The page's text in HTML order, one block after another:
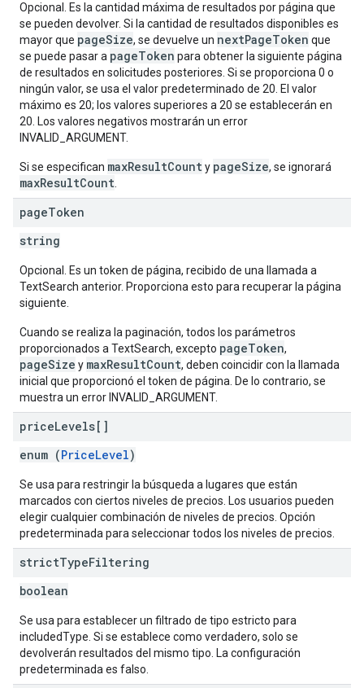
Opcional. Es la cantidad máxima de resultados por página que
se pueden devolver. Si la cantidad de resultados disponibles es
mayor que pageSize, se devuelve un nextPageToken que
se puede pasar a pageToken para obtener la siguiente página
de resultados en solicitudes posteriores. Si se proporciona 0 o
ningún valor, se usa el valor predeterminado de 20. El valor
máximo es 20; los valores superiores a 20 se establecerán en
20. Los valores negativos mostrarán un error
INVALID_ARGUMENT.
Si se especifican maxResultCounty pageSize, se ignorará
maxResultCount
pageToken
string
Opcional. Es un token de página, recibido de una llamada a
TextSearch anterior. Proporciona esto para recuperar la página
siguiente.
Cuando se realiza la paginación, todos los parámetros
proporcionados a TextSearch, excepto pageToken,
pageSize y maxResultCount, deben coincidir con la llamada
inicial que proporcionó el token de página. De lo contrario, se
muestra un error INVALID_ARGUMENT.
priceLevels[]
enum (PriceLevel)
Se usa para restringir la búsqueda a lugares que están
marcados con ciertos niveles de precios. Los usuarios pueden
elegir cualquier combinación de niveles de precios. Opción
predeterminada para seleccionar todos los niveles de precios.
strictTypeFiltering
boolean
Se usa para establecer un filtrado de tipo estricto para
includedType. Si se establece como verdadero, solo se
devolverán resultados del mismo tipo. La configuración
predeterminada es falso.